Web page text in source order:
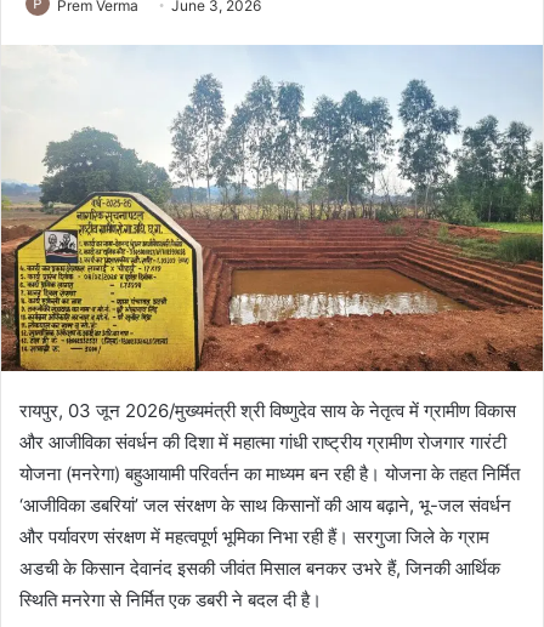
Prem Verma June 3, 2026
रायपुर, 03 जून 2026/मुख्यमंत्री श्री विष्णुदेव साय के नेतृत्व में ग्रामीण विकास
और आजीविका संवर्धन की दिशा में महात्मा गांधी राष्ट्रीय ग्रामीण रोजगार गारंटी
योजना (मनरेगा) बहुआयामी परिवर्तन का माध्यम बन रही है। योजना के तहत निर्मित
‘आजीविका डबरियां’ जल संरक्षण के साथ किसानों की आय बढ़ाने, भू-जल संवर्धन
और पर्यावरण संरक्षण में महत्वपूर्ण भूमिका निभा रही हैं। सरगुजा जिले के ग्राम
अडची के किसान देवानंद इसकी जीवंत मिसाल बनकर उभरे हैं, जिनकी आर्थिक
स्थिति मनरेगा से निर्मित एक डबरी ने बदल दी है।